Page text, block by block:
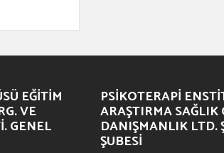
EĞITIM
VE
GENEL
PSIKOTERAPI
ARAŞTIRMA SAĞLIK
DANIŞMANLIK LTD.
ŞUBESI